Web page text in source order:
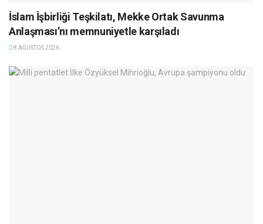
İslam İşbirliği Teşkilatı, Mekke Ortak Savunma
Anlaşması’nı memnuniyetle karşıladı
8 AĞUSTOS 2026